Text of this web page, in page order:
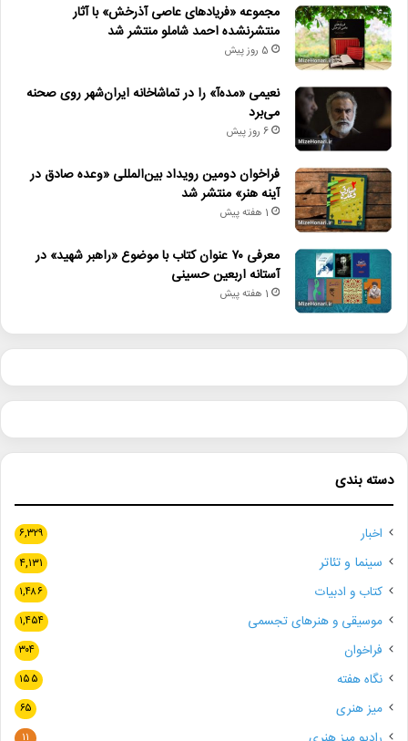
مجموعه «فریادهای عاصی آذرخش» با آثار
منتشرنشده احمد شاملو منتشر شد
5 روز پیش
نعیمی «مده‌آ» را در تماشاخانه ایران‌شهر روی صحنه
می‌برد
6 روز پیش
فراخوان دومین رویداد بین‌المللی «وعده صادق در
آینه هنر» منتشر شد
1 هفته پیش
معرفی ۷۰ عنوان کتاب با موضوع «راهبر شهید» در
آستانه اربعین حسینی
1 هفته پیش
دسته بندی
اخبار ۶,۳۲۹
سینما و تئاتر ۴,۱۳۱
کتاب و ادبیات ۱,۴۸۶
موسیقی و هنرهای تجسمی ۱,۴۵۴
فراخوان ۳۰۴
نگاه هفته ۱۵۵
میز هنری ۶۵